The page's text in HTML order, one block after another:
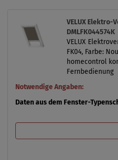
VELUX
DMLFK044574K
VELUX
FK04, Farbe:
homecontrol
Fernbedienung
Notwendige Angaben:
Daten aus dem Fenster-